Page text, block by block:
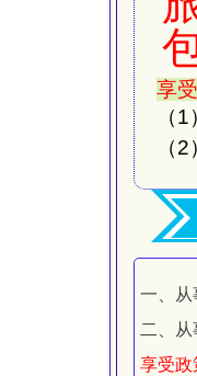
享
（1
（2
一、从
二、从
享受政